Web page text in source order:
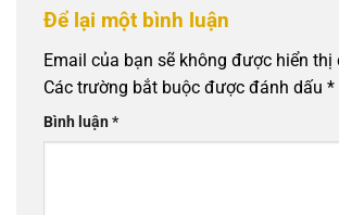
Để lại một bình luận
Email của bạn sẽ không được hiển thị
Các trường bắt buộc được đánh dấu *
Bình luận*